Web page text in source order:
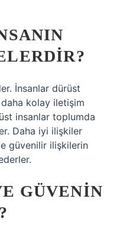
İnsanlar dürüst
kolay iletişim
insanlar toplumda
Daha iyi ilişkiler
güvenilir ilişkilerin
GÜVENIN